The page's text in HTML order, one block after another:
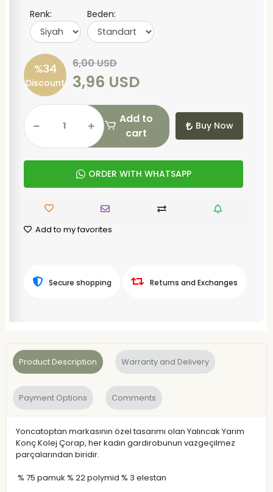
Renk: Beden:
%34
Discount
6,00 USD
3,96 USD
Add to
cart
Buy Now
ORDER WITH WHATSAPP
Add to my favorites
Secure shopping Returns and Exchanges
Product Description Warranty and Delivery
Payment Options Comments
Yoncatoptan markasının özel tasarımı olan Yalıncak Yarım
Konç Kolej Çorap, her kadın gardırobunun vazgeçilmez
parçalarından biridir.
% 75 pamuk % 22 polymid % 3 elestan